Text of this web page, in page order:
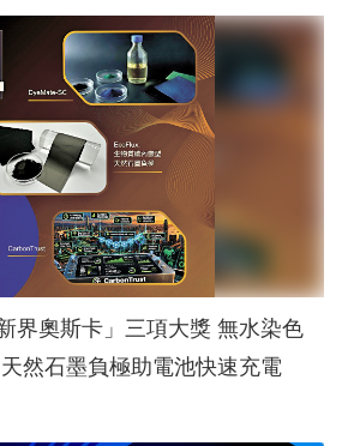
斯卡」三項大獎 無水染色
技術大幅節省資源 天然石墨負極助電池快速充電